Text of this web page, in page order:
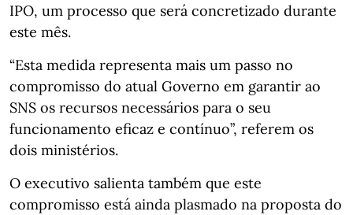
IPO, um processo que será concretizado durante
este mês.
“Esta medida representa mais um passo no
compromisso do atual Governo em garantir ao
SNS os recursos necessários para o seu
funcionamento eficaz e contínuo”, referem os
dois ministérios.
O executivo salienta também que este
compromisso está ainda plasmado na proposta do